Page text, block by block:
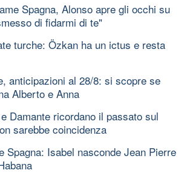
Spagna, Alonso apre gli occhi su
di fidarmi di te"
turche: Özkan ha un ictus e resta
anticipazioni al 28/8: si scopre se
Alberto e Anna
Damante ricordano il passato sul
sarebbe coincidenza
Spagna: Isabel nasconde Jean Pierre